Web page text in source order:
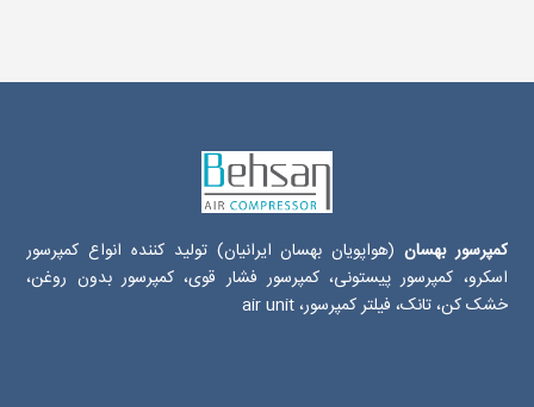
کمپرسور بهسان (هواپویان بهسان ایرانیان) تولید کننده انواع کمپرسور
اسکرو، کمپرسور پیستونی، کمپرسور فشار قوی، کمپرسور بدون روغن،
خشک کن، تانک، فیلتر کمپرسور، air unit